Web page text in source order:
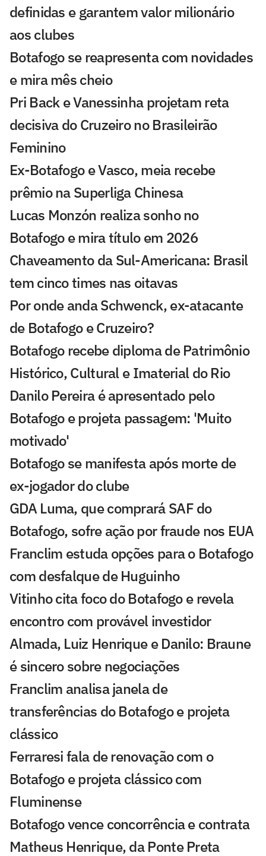
definidas e garantem valor milionário
aos clubes
Botafogo se reapresenta com novidades
e mira mês cheio
Pri Back e Vanessinha projetam reta
decisiva do Cruzeiro no Brasileirão
Feminino
Ex-Botafogo e Vasco, meia recebe
prêmio na Superliga Chinesa
Lucas Monzón realiza sonho no
Botafogo e mira título em 2026
Chaveamento da Sul-Americana: Brasil
tem cinco times nas oitavas
Por onde anda Schwenck, ex-atacante
de Botafogo e Cruzeiro?
Botafogo recebe diploma de Patrimônio
Histórico, Cultural e Imaterial do Rio
Danilo Pereira é apresentado pelo
Botafogo e projeta passagem: 'Muito
motivado'
Botafogo se manifesta após morte de
ex-jogador do clube
GDA Luma, que comprará SAF do
Botafogo, sofre ação por fraude nos EUA
Franclim estuda opções para o Botafogo
com desfalque de Huguinho
Vitinho cita foco do Botafogo e revela
encontro com provável investidor
Almada, Luiz Henrique e Danilo: Braune
é sincero sobre negociações
Franclim analisa janela de
transferências do Botafogo e projeta
clássico
Ferraresi fala de renovação com o
Botafogo e projeta clássico com
Fluminense
Botafogo vence concorrência e contrata
Matheus Henrique, da Ponte Preta